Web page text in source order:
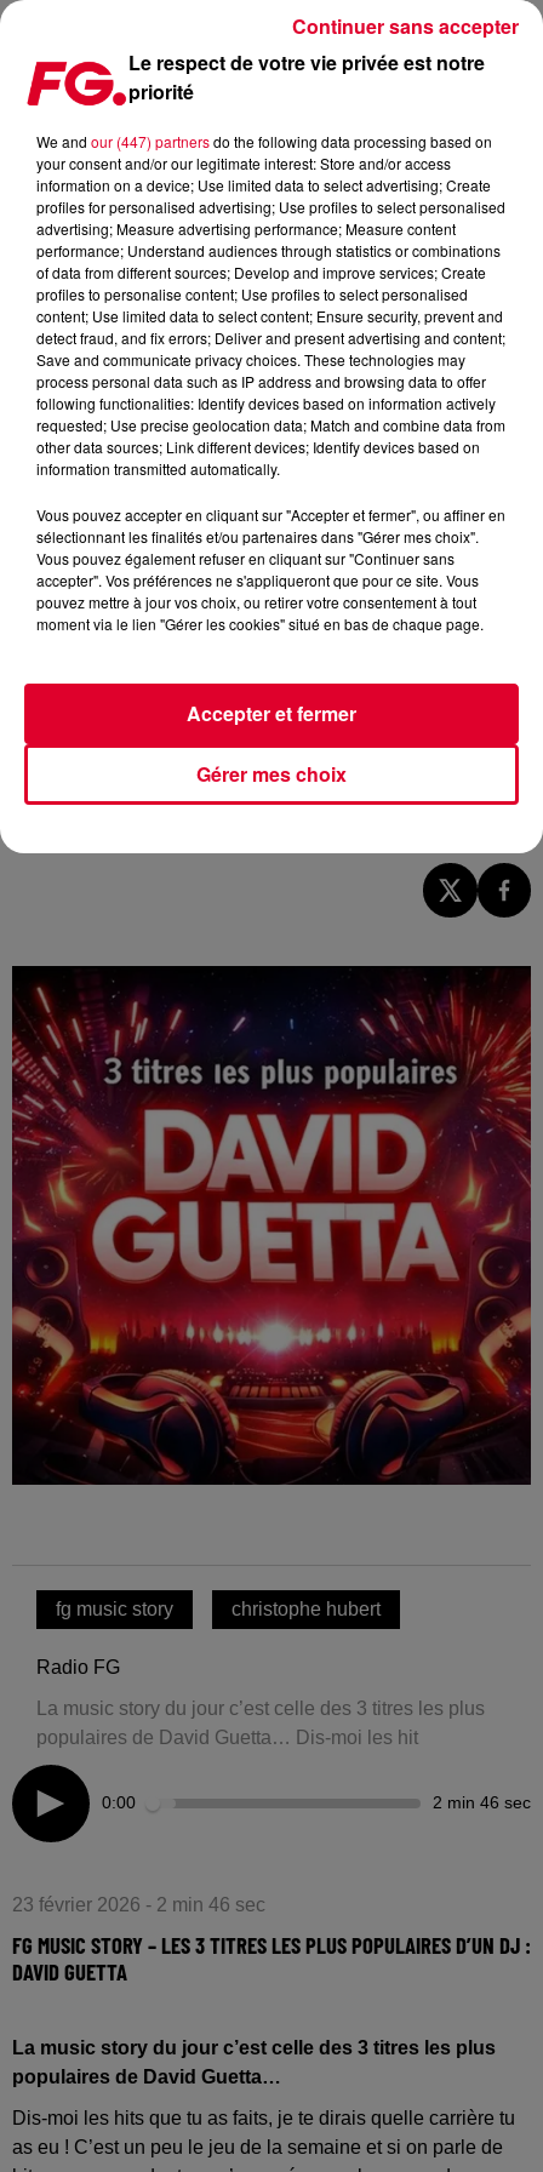
MUSIC STORY DU JOUR : 3 HITS DE DAVID GUETTA
Publié : 24 février 2026 à 11h31
Image d'illustration
fg music story christophe hubert
Radio FG
La music story du jour c’est celle des 3 titres les plus
populaires de David Guetta… Dis-moi les hit
0:00 2 min 46 sec
23 février 2026 - 2 min 46 sec
FG MUSIC STORY – LES 3 TITRES LES PLUS POPULAIRES D’UN DJ :
DAVID GUETTA
La music story du jour c’est celle des 3 titres les plus
populaires de David Guetta…
Dis-moi les hits que tu as faits, je te dirais quelle carrière tu
as eu ! C’est un peu le jeu de la semaine et si on parle de
Le respect de votre vie privée est notre
priorité
We and our (447) partnersdo the following data processing based on
your consent and/or our legitimate interest: Store and/or access
information on a device; Use limited data to select advertising; Create
profiles for personalised advertising; Use profiles to select personalised
advertising; Measure advertising performance; Measure content
performance; Understand audiences through statistics or combinations
of data from different sources; Develop and improve services; Create
profiles to personalise content; Use profiles to select personalised
content; Use limited data to select content; Ensure security, prevent and
detect fraud, and fix errors; Deliver and present advertising and content;
Save and communicate privacy choices. These technologies may
process personal data such as IP address and browsing data to offer
following functionalities: Identify devices based on information actively
requested; Use precise geolocation data; Match and combine data from
other data sources; Link different devices; Identify devices based on
information transmitted automatically.
Vous pouvez accepter en cliquant sur "Accepter et fermer", ou affiner en
sélectionnant les finalités et/ou partenaires dans "Gérer mes choix".
Vous pouvez également refuser en cliquant sur "Continuer sans
accepter". Vos préférences ne s'appliqueront que pour ce site. Vous
pouvez mettre à jour vos choix, ou retirer votre consentement à tout
moment via le lien "Gérer les cookies" situé en bas de chaque page.
Gérer mes choix
Accepter et fermer
Continuer sans accepter